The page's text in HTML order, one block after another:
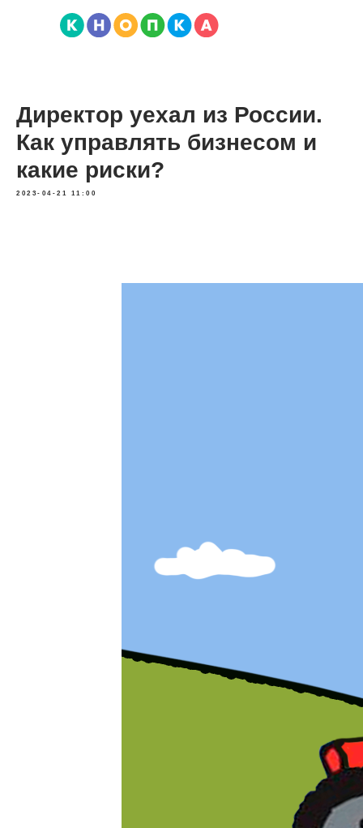
Директор уехал из России.
Как управлять бизнесом и
какие риски?
2023-04-21 11:00